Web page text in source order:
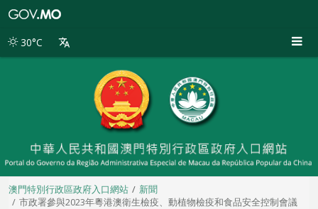
別
30°C
澳門特別行政區政府入口網站
新聞
市政署參與2023年粵港澳衛生檢疫、動植物檢疫和食品安全控制會議